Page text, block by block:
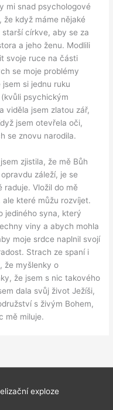
mi snad psychologové
že když máme nějaké
církve, aby se za
a jeho ženu. Modlili
svoje ruce na části
se moje problémy
si jednu ruku
psychickým
viděla jsem zlatou zář,
jsem otevřela oči,
se znovu narodila.
zjistila, že mě Bůh
záleží, je se
raduje. Vložil do mě
které můžu rozvíjet.
jediného syna, který
viny a abych mohla
moje srdce naplnil svojí
Strach ze spaní i
že myšlenky o
že jsem s nic takového
dala svůj život Ježíši,
s živým Bohem,
mě miluje.
exploze